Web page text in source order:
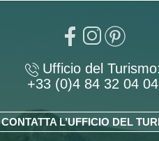
Ufficio del Turismo:
+33 (0)4 84 32 04 04
CONTATTA L’UFFICIO DEL